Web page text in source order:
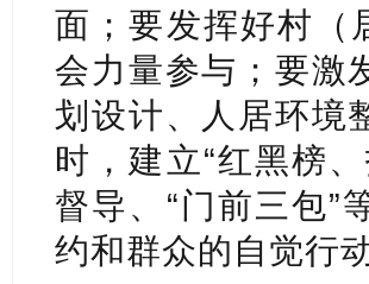
面；要发挥好村（
会力量参与；要激
划设计、人居环境
时，建立“红黑榜
督导、“门前三包”
约和群众的自觉行动